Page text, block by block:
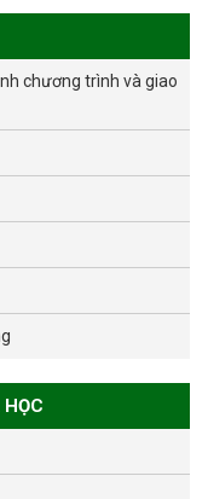
chương trình và giao